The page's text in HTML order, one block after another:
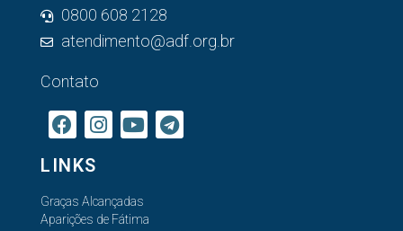
0800 608 2128
atendimento@adf.org.br
Contato
LINKS
Graças Alcançadas
Aparições de Fátima